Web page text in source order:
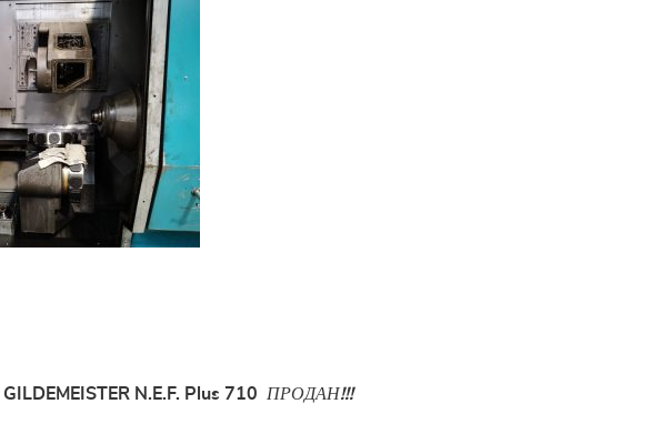
GILDEMEISTER N.E.F. Plus 710 ПРОДАН!!!